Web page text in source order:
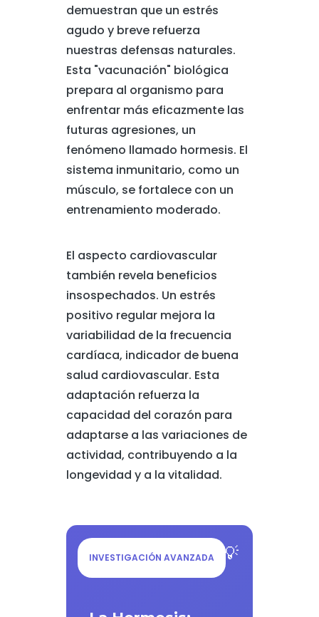
demuestran que un estrés
agudo y breve refuerza
nuestras defensas naturales.
Esta "vacunación" biológica
prepara al organismo para
enfrentar más eficazmente las
futuras agresiones, un
fenómeno llamado hormesis. El
sistema inmunitario, como un
músculo, se fortalece con un
entrenamiento moderado.
El aspecto cardiovascular
también revela beneficios
insospechados. Un estrés
positivo regular mejora la
variabilidad de la frecuencia
cardíaca, indicador de buena
salud cardiovascular. Esta
adaptación refuerza la
capacidad del corazón para
adaptarse a las variaciones de
actividad, contribuyendo a la
longevidad y a la vitalidad.
INVESTIGACIÓN AVANZADA